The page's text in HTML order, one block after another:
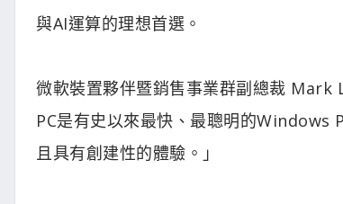
與AI運算的理想首選。
微軟裝置夥伴暨銷售事業群副總裁
PC是有史以來最快、最聰明的Windows
且具有創建性的體驗。」